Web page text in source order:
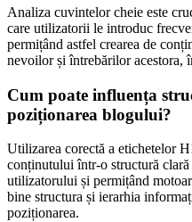
Analiza cuvintelor cheie este
care utilizatorii le introduc
permițând astfel crearea de
nevoilor și întrebărilor acestora,
Cum poate influența
poziționarea blogului?
Utilizarea corectă a etichetelor
conținutului într-o structură
utilizatorului și permițând
bine structura și ierarhia
poziționarea.